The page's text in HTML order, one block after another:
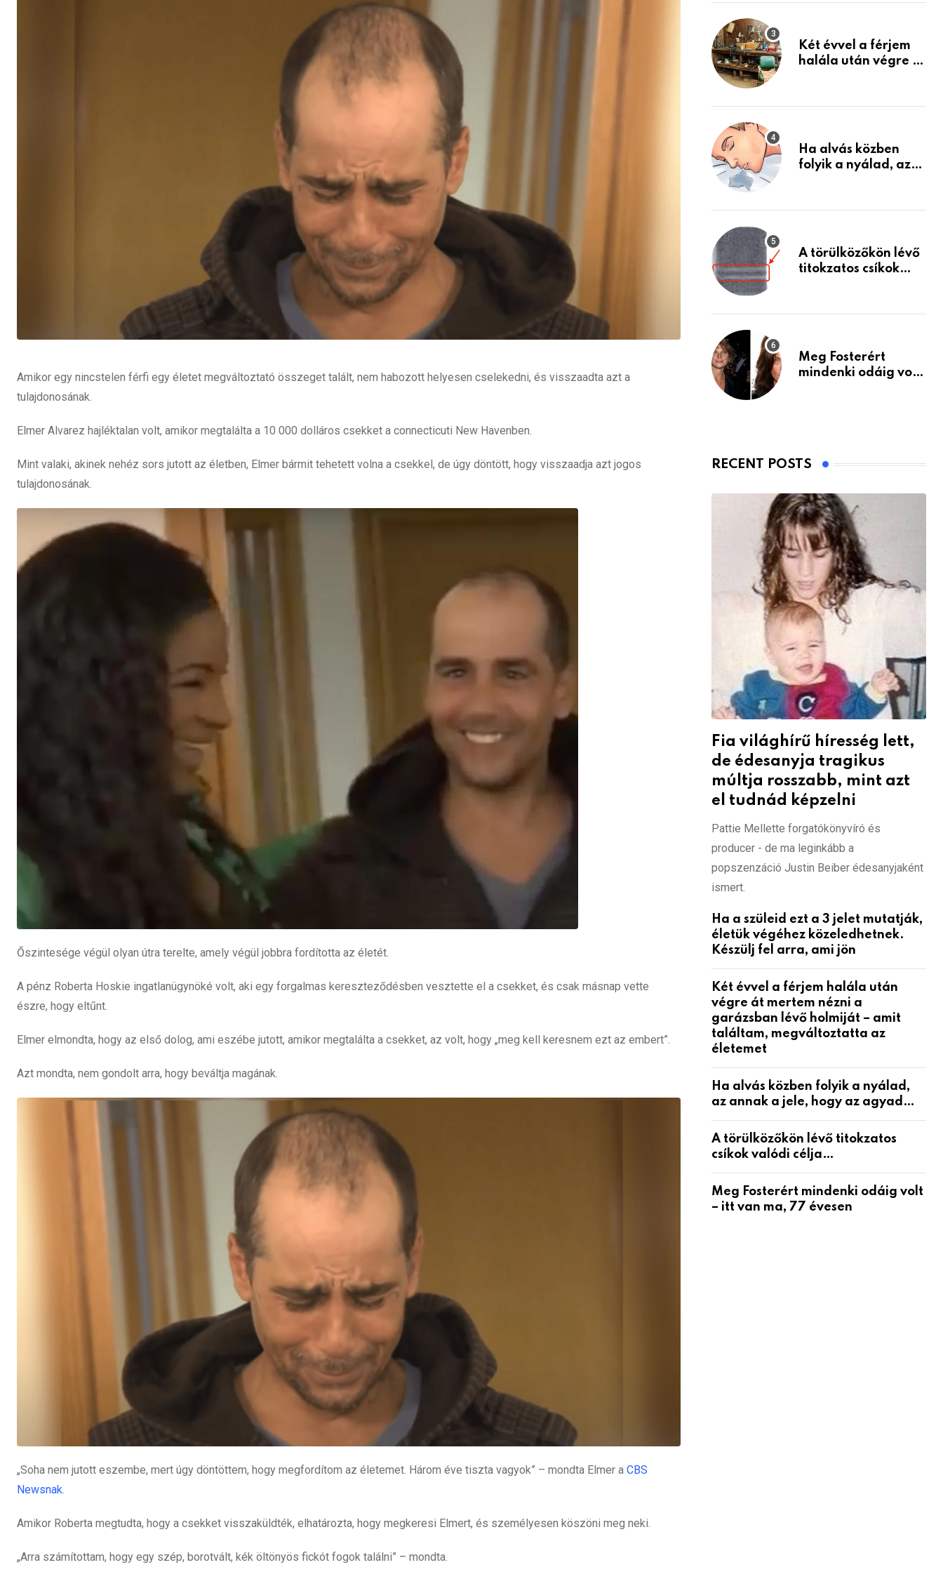
Amikor egy nincstelen férfi egy életet megváltoztató összeget talált, nem habozott helyesen cselekedni, és visszaadta azt a
tulajdonosának.
Elmer Alvarez hajléktalan volt, amikor megtalálta a 10 000 dolláros csekket a connecticuti New Havenben.
Mint valaki, akinek nehéz sors jutott az életben, Elmer bármit tehetett volna a csekkel, de úgy döntött, hogy visszaadja azt jogos
tulajdonosának.
Őszintesége végül olyan útra terelte, amely végül jobbra fordította az életét.
A pénz Roberta Hoskie ingatlanügynöké volt, aki egy forgalmas kereszteződésben vesztette el a csekket, és csak másnap vette
észre, hogy eltűnt.
Elmer elmondta, hogy az első dolog, ami eszébe jutott, amikor megtalálta a csekket, az volt, hogy „meg kell keresnem ezt az embert”.
Azt mondta, nem gondolt arra, hogy beváltja magának.
„Soha nem jutott eszembe, mert úgy döntöttem, hogy megfordítom az életemet. Három éve tiszta vagyok” – mondta Elmer a CBS
Newsnak
Amikor Roberta megtudta, hogy a csekket visszaküldték, elhatározta, hogy megkeresi Elmert, és személyesen köszöni meg neki.
„Arra számítottam, hogy egy szép, borotvált, kék öltönyös fickót fogok találni” – mondta.
Készülj fel arra, ami
Két évvel a férjem
halála után végre át
holmiját – amit
életemet
Ha alvás közben
folyik a nyálad, az
A törülközőkön lévő
titokzatos csíkok
Meg Fosterért
mindenki odáig volt
RECENT POSTS
Fia világhírű híresség lett,
de édesanyja tragikus
múltja rosszabb, mint azt
el tudnád képzelni
Pattie Mellette forgatókönyvíró és
producer - de ma leginkább a
popszenzáció Justin Beiber édesanyjaként
ismert.
Ha a szüleid ezt a 3 jelet mutatják,
életük végéhez közeledhetnek.
Készülj fel arra, ami jön
Két évvel a férjem halála után
végre át mertem nézni a
garázsban lévő holmiját – amit
találtam, megváltoztatta az
életemet
Ha alvás közben folyik a nyálad,
az annak a jele, hogy az agyad…
A törülközőkön lévő titokzatos
csíkok valódi célja…
Meg Fosterért mindenki odáig volt
– itt van ma, 77 évesen